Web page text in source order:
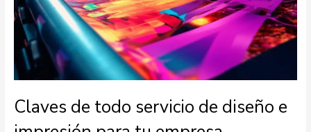
Claves de todo servicio de diseño e